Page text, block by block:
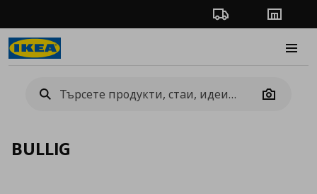
Проследяване на
Camera
BULLIG